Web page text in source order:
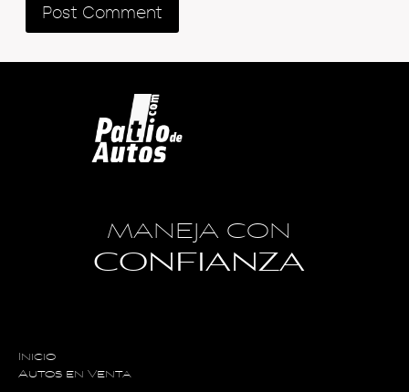
MANEJA CON
CONFIANZA
Inicio
Autos en Venta